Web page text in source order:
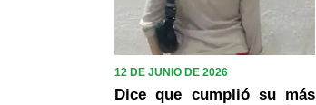
12 DE JUNIO DE 2026
Dice que cumplió su más